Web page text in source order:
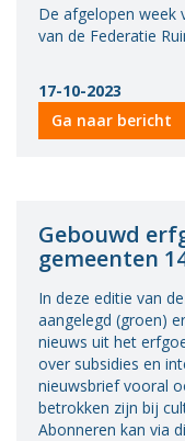
De afgelopen week
van de Federatie
17-10-2023
Ga naar bericht
Gebouwd
gemeenten
In deze editie van
aangelegd (groen)
nieuws uit het
over subsidies en
nieuwsbrief vooral
betrokken zijn bij
Abonneren kan via